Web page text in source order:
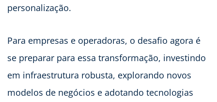
personalização.
Para empresas e operadoras, o desafio agora é
se preparar para essa transformação, investindo
em infraestrutura robusta, explorando novos
modelos de negócios e adotando tecnologias